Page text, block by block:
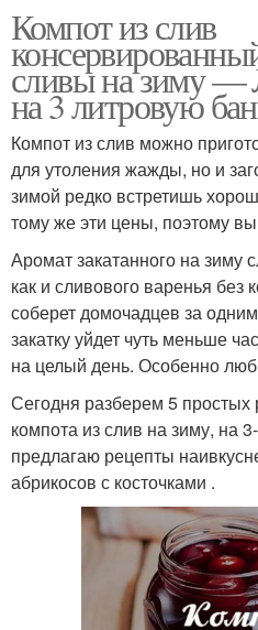
Компот из слив
сливы на зиму —
на 3 литровую
Компот из слив можно
для утоления жажды, но и
зимой редко встретишь
тому же эти цены, поэтому
Аромат закатанного на зиму
как и сливового варенья без
соберет домочадцев за
закатку уйдет чуть меньше
на целый день. Особенно
Сегодня разберем 5 простых
компота из слив на зиму, на
предлагаю рецепты
абрикосов с косточками .